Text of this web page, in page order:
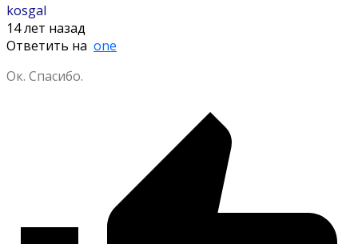
kosgal
14 лет назад
Ответить на one
Ок. Спасибо.